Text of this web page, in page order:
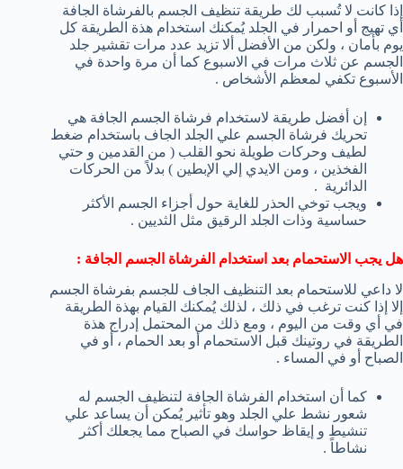
إذا كانت لا تُسبب لك طريقة تنظيف الجسم بالفرشاة الجافة
أي تهيج أو احمرار في الجلد يُمكنك استخدام هذة الطريقة كل
يوم بأمان ، ولكن من الأفضل ألا تزيد عدد مرات تقشير جلد
الجسم عن ثلاث مرات في الاسبوع كما أن مرة واحدة في
الأسبوع تكفي لمعظم الأشخاص .
إن أفضل طريقة لاستخدام فرشاة الجسم الجافة هي
تحريك فرشاة الجسم علي الجلد الجاف باستخدام ضغط
لطيف وحركات طويلة نحو القلب ( من القدمين و حتي
الفخذين ، ومن الايدي إلي الإبطين ) بدلاً من الحركات
الدائرية .
ويجب توخي الحذر للغاية حول أجزاء الجسم الأكثر
حساسية وذات الجلد الرقيق مثل الثديين .
هل يجب الاستحمام بعد استخدام الفرشاة الجسم الجافة :
لا داعي للاستحمام بعد التنظيف الجاف للجسم بفرشاة الجسم
إلا إذا كنت ترغب في ذلك ، لذلك يُمكنك القيام بهذة الطريقة
في أي وقت من اليوم ، ومع ذلك من المحتمل إدراج هذة
الطريقة في روتينك قبل الاستحمام أو بعد الحمام ، أو في
الصباح أو في المساء .
كما أن استخدام الفرشاة الجافة لتنظيف الجسم له
شعور نشط علي الجلد وهو تأثير يُمكن أن يساعد علي
تنشيط و إيقاظ حواسك في الصباح مما يجعلك أكثر
نشاطاً .